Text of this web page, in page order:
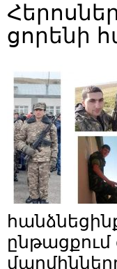
ցորենի
ընթացքում